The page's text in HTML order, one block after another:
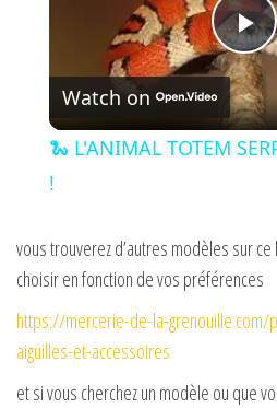
P
l
y
V
i
Watch on
🐍 L'ANIMAL TOTEM
!
vous trouverez d’autres modèles sur
choisir en fonction de vos préférences
https://mercerie-de-la-grenouille.com/
aiguilles-et-accessoires
et si vous cherchez un modèle ou que